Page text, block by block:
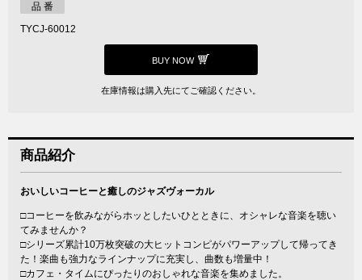
品 番
TYCJ-60012
BUY NOW
在庫情報は購入先にてご確認ください。
商品紹介
おいしいコーヒーと癒しのジャズヴォーカル
□コーヒーを飲みながらホッとしたいひとときに、オシャレな音楽を聴い
てみませんか？
□シリーズ累計10万枚突破の大ヒットコンピがパワーアップして帰ってき
た！楽曲も強力なラインナップに充実し、曲数も増量中！
□カフェ・タイムにぴったりのおしゃれな音楽を集めました。